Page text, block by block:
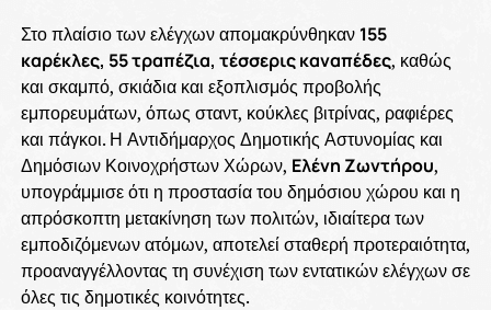
Στο πλαίσιο των ελέγχων απομακρύνθηκαν 155
καρέκλες, 55 τραπέζια, τέσσερις καναπέδες, καθώς
και σκαμπό, σκιάδια και εξοπλισμός προβολής
εμπορευμάτων, όπως σταντ, κούκλες βιτρίνας, ραφιέρες
και πάγκοι. Η Αντιδήμαρχος Δημοτικής Αστυνομίας και
Δημόσιων Κοινοχρήστων Χώρων, Ελένη Ζωντήρου,
υπογράμμισε ότι η προστασία του δημόσιου χώρου και η
απρόσκοπτη μετακίνηση των πολιτών, ιδιαίτερα των
εμποδιζόμενων ατόμων, αποτελεί σταθερή προτεραιότητα,
προαναγγέλλοντας τη συνέχιση των εντατικών ελέγχων σε
όλες τις δημοτικές κοινότητες.